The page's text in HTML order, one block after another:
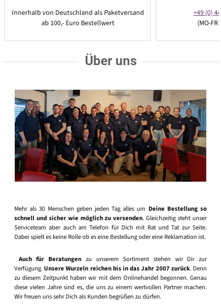
Innerhalb von Deutschland als Paketversand
ab 100,- Euro Bestellwert
+49 (0)
(MO-
Über uns
Mehr als 30 Menschen geben jeden Tag alles um Deine Bestellung so
schnell und sicher wie möglich zu versenden. Gleichzeitig steht unser
Serviceteam aber auch am Telefon für Dich mit Rat und Tat zur Seite.
Dabei spielt es keine Rolle ob es eine Bestellung oder eine Reklamation ist.
Auch für Beratungen zu unserem Sortiment stehen wir Dir zur
Verfügung. Unsere Wurzeln reichen bis in das Jahr 2007 zurück. Denn
zu diesem Zeitpunkt haben wir mit dem Onlinehandel begonnen. Genau
diese vielen Jahre sind es, die uns zu einem wertvollen Partner machen.
Wir freuen uns sehr Dich als Kunden begrüßen zu dürfen.